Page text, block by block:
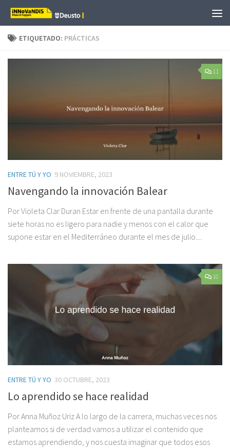
Saltar al contenido
ETIQUETADO: PRÁCTICAS
11
ENTRE TÚ Y YO 9 NOVIEMBRE, 2023
Navengando la innovación Balear
Por Violeta Clar Duran Estar en frente de una pantalla durante
siete horas no es ligero para nadie y menos con el calor que
supone estar en el Mediterráneo durante el mes de julio....
10
ENTRE TÚ Y YO 30 OCTUBRE, 2023
Lo aprendido se hace realidad
Por Anna Muñoz Uriz A lo largo de la carrera, muchas veces nos
planteamos si de verdad vamos a utilizar el contenido que
estamos aprendiendo, y nos cuesta imaginar que todos esos